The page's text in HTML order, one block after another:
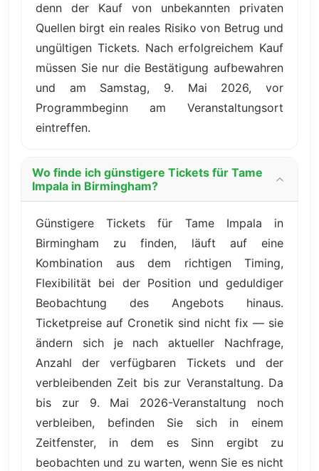
denn der Kauf von unbekannten privaten
Quellen birgt ein reales Risiko von Betrug und
ungültigen Tickets. Nach erfolgreichem Kauf
müssen Sie nur die Bestätigung aufbewahren
und am Samstag, 9. Mai 2026, vor
Programmbeginn am Veranstaltungsort
eintreffen.
Wo finde ich günstigere Tickets für Tame
Impala in Birmingham?
Günstigere Tickets für Tame Impala in
Birmingham zu finden, läuft auf eine
Kombination aus dem richtigen Timing,
Flexibilität bei der Position und geduldiger
Beobachtung des Angebots hinaus.
Ticketpreise auf Cronetik sind nicht fix — sie
ändern sich je nach aktueller Nachfrage,
Anzahl der verfügbaren Tickets und der
verbleibenden Zeit bis zur Veranstaltung. Da
bis zur 9. Mai 2026-Veranstaltung noch
verbleiben, befinden Sie sich in einem
Zeitfenster, in dem es Sinn ergibt zu
beobachten und zu warten, wenn Sie es nicht